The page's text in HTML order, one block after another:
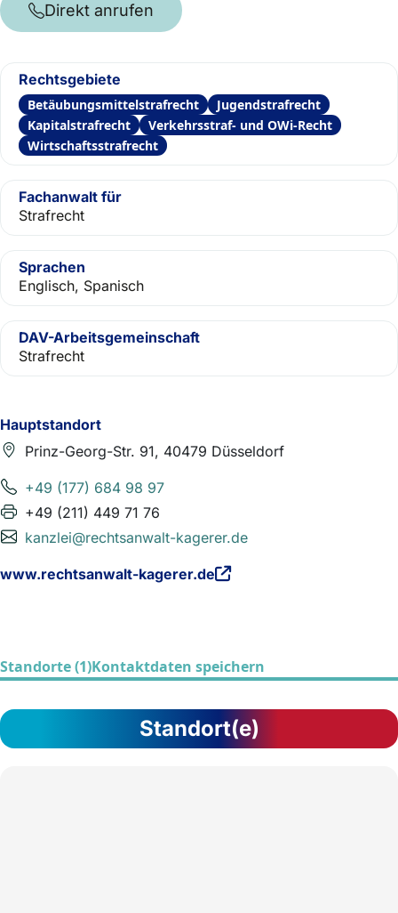
Hauptstandort
Prinz-Georg-Str. 91, 40479 Düsseldorf
+49 (177) 684 98 97
+49 (211) 449 71 76
kanzlei@rechtsanwalt-kagerer.de
www.rechtsanwalt-kagerer.de
Direkt anrufen
Rechtsgebiete
Betäubungsmittelstrafrecht
Jugendstrafrecht
Kapitalstrafrecht
Verkehrsstraf- und OWi-Recht
Wirtschaftsstrafrecht
Fachanwalt für
Strafrecht
Sprachen
Englisch, Spanisch
DAV-Arbeitsgemeinschaft
Strafrecht
Standorte (1)Kontaktdaten speichern
Standort(e)